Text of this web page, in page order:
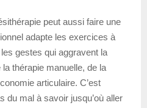
peut aussi faire une
adapte les exercices à
gestes qui aggravent la
thérapie manuelle, de la
articulaire. C’est
du mal à savoir jusqu’où aller